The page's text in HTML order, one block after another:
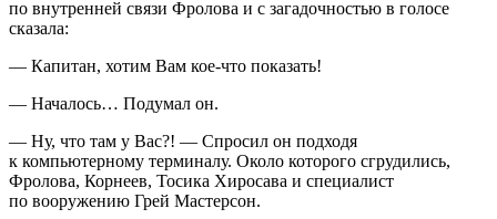
по внутренней связи Фролова и с загадочностью в голосе
сказала:
— Капитан, хотим Вам кое-что показать!
— Началось… Подумал он.
— Ну, что там у Вас?! — Спросил он подходя
к компьютерному терминалу. Около которого сгрудились,
Фролова, Корнеев, Тосика Хиросава и специалист
по вооружению Грей Мастерсон.